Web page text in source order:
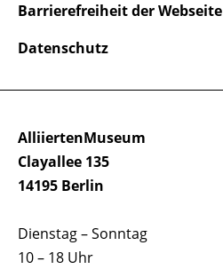
AlliiertenMuseum
Clayallee 135
14195 Berlin
Dienstag – Sonntag
10 – 18 Uhr
Barrierefreiheit der Webseite
Datenschutz